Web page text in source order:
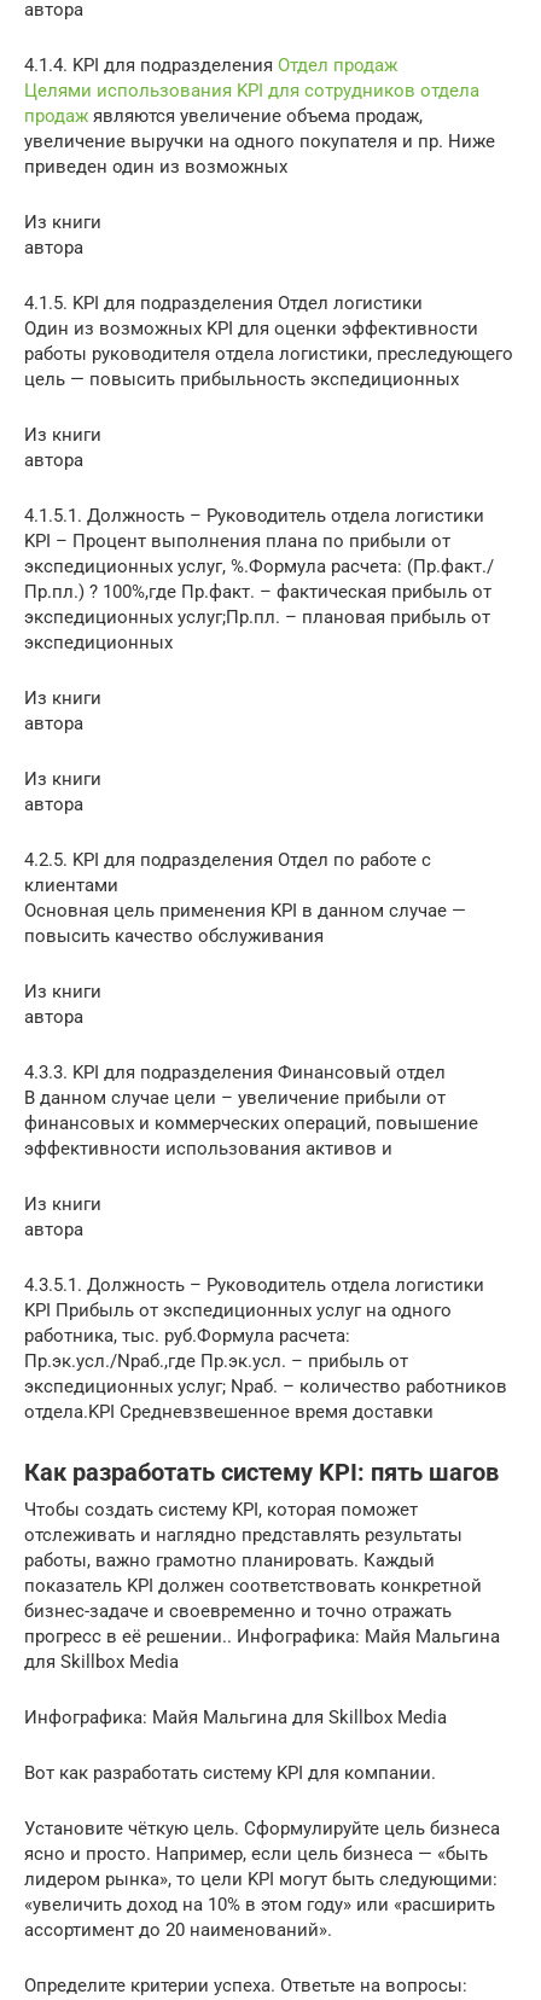
автора
4.1.4. KPI для подразделения Отдел продаж
Целями использования KPI для сотрудников отдела
продаж являются увеличение объема продаж,
увеличение выручки на одного покупателя и пр. Ниже
приведен один из возможных
Из книги
автора
4.1.5. KPI для подразделения Отдел логистики
Один из возможных KPI для оценки эффективности
работы руководителя отдела логистики, преследующего
цель — повысить прибыльность экспедиционных
Из книги
автора
4.1.5.1. Должность – Руководитель отдела логистики
KPI – Процент выполнения плана по прибыли от
экспедиционных услуг, %.Формула расчета: (Пр.факт./
Пр.пл.) ? 100%,где Пр.факт. – фактическая прибыль от
экспедиционных услуг;Пр.пл. – плановая прибыль от
экспедиционных
Из книги
автора
Из книги
автора
4.2.5. KPI для подразделения Отдел по работе с
клиентами
Основная цель применения KPI в данном случае —
повысить качество обслуживания
Из книги
автора
4.3.3. KPI для подразделения Финансовый отдел
В данном случае цели – увеличение прибыли от
финансовых и коммерческих операций, повышение
эффективности использования активов и
Из книги
автора
4.3.5.1. Должность – Руководитель отдела логистики
KPI Прибыль от экспедиционных услуг на одного
работника, тыс. руб.Формула расчета:
Пр.эк.усл./Nраб.,где Пр.эк.усл. – прибыль от
экспедиционных услуг; Nраб. – количество работников
отдела.KPI Средневзвешенное время доставки
Как разработать систему KPI: пять шагов
Чтобы создать систему KPI, которая поможет
отслеживать и наглядно представлять результаты
работы, важно грамотно планировать. Каждый
показатель KPI должен соответствовать конкретной
бизнес-задаче и своевременно и точно отражать
прогресс в её решении.. Инфографика: Майя Мальгина
для Skillbox Media
Инфографика: Майя Мальгина для Skillbox Media
Вот как разработать систему KPI для компании.
Установите чёткую цель. Сформулируйте цель бизнеса
ясно и просто. Например, если цель бизнеса — «быть
лидером рынка», то цели KPI могут быть следующими:
«увеличить доход на 10% в этом году» или «расширить
ассортимент до 20 наименований».
Определите критерии успеха. Ответьте на вопросы: